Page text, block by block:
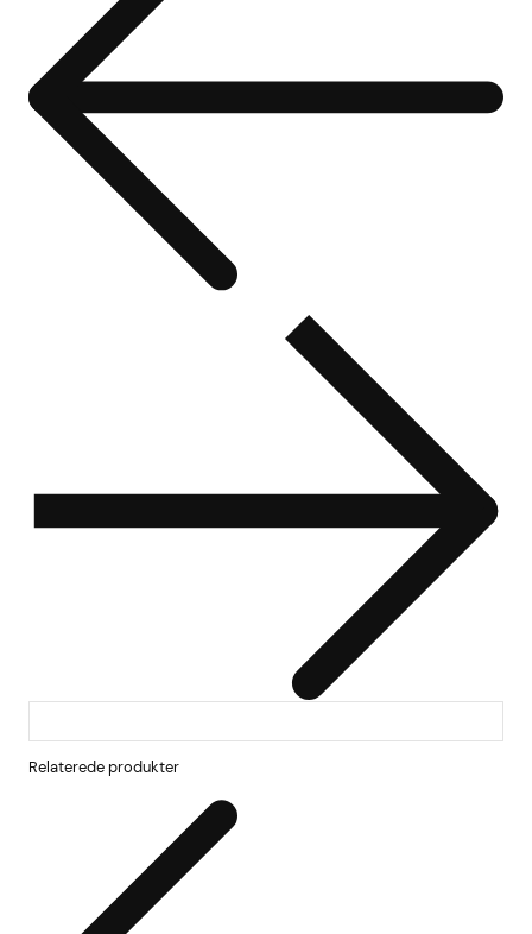
Relaterede produkter